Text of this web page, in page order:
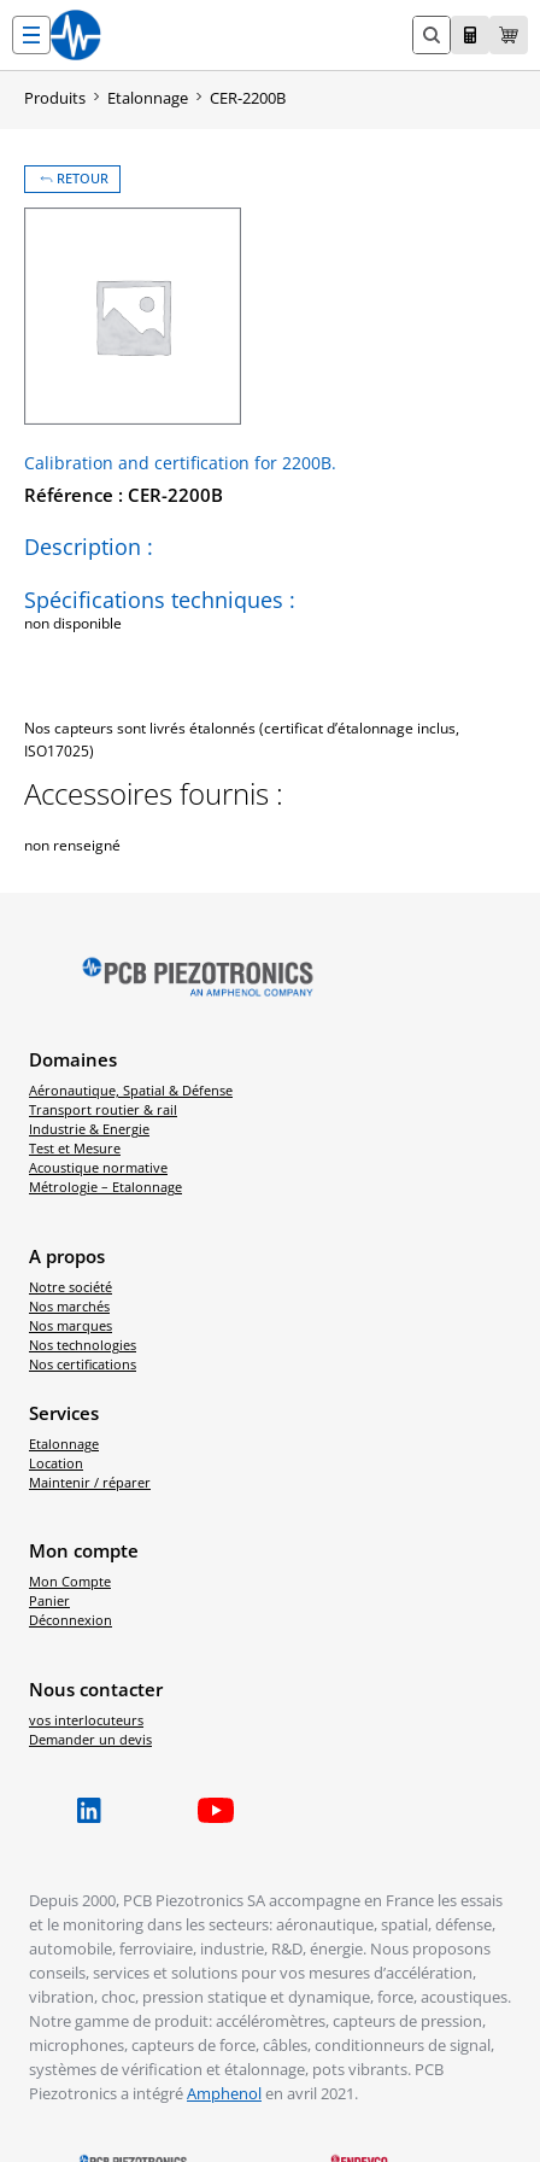
contenu
Produits Etalonnage CER-2200B
RETOUR
Calibration and certification for 2200B.
Référence : CER-2200B
Spécifications techniques :
non disponible
Description :
Nos capteurs sont livrés étalonnés (certificat d’étalonnage inclus,
ISO17025)
Accessoires fournis :
non renseigné
Domaines
Aéronautique, Spatial & Défense
Transport routier & rail
Industrie & Energie
Test et Mesure
Acoustique normative
Métrologie – Etalonnage
A propos
Notre société
Nos marchés
Nos marques
Nos technologies
Nos certifications
Services
Etalonnage
Location
Maintenir / réparer
Mon compte
Mon Compte
Panier
Déconnexion
Nous contacter
vos interlocuteurs
Demander un devis
Depuis 2000, PCB Piezotronics SA accompagne en France les essais
et le monitoring dans les secteurs: aéronautique, spatial, défense,
automobile, ferroviaire, industrie, R&D, énergie. Nous proposons
conseils, services et solutions pour vos mesures d’accélération,
vibration, choc, pression statique et dynamique, force, acoustiques.
Notre gamme de produit: accéléromètres, capteurs de pression,
microphones, capteurs de force, câbles, conditionneurs de signal,
systèmes de vérification et étalonnage, pots vibrants. PCB
Piezotronics a intégréAmphenolen avril 2021.